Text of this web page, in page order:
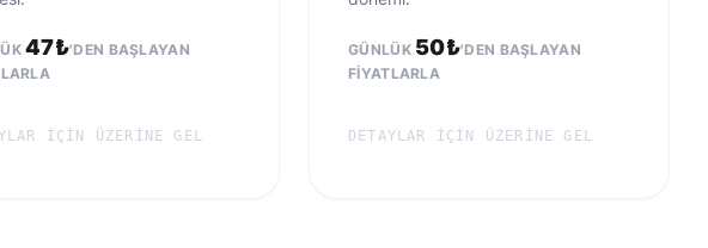
47₺'DEN BAŞLAYAN
IÇIN ÜZERINE GEL
GÜNLÜK 50₺'DEN BAŞLAYAN
FIYATLARLA
DETAYLAR IÇIN ÜZERINE GEL